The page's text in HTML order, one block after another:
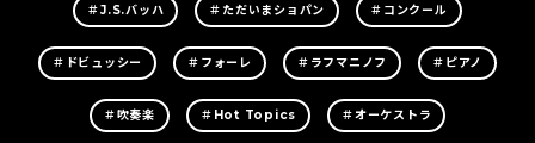
＃J.S.バッハ ＃ただいまショパン ＃コンクール
＃ドビュッシー ＃フォーレ ＃ラフマニノフ ＃ピアノ
＃吹奏楽 ＃Hot Topics ＃オーケストラ